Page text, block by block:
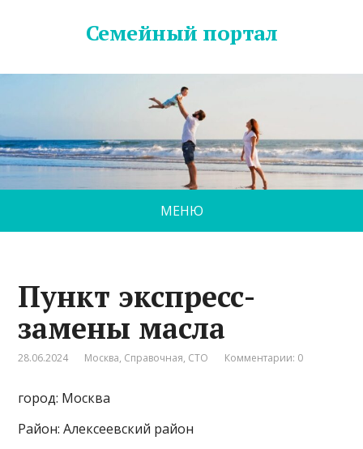
Семейный портал
МЕНЮ
Пункт экспресс-
замены масла
28.06.2024 Москва, Справочная, СТО Комментарии: 0
город: Москва
Район: Алексеевский район